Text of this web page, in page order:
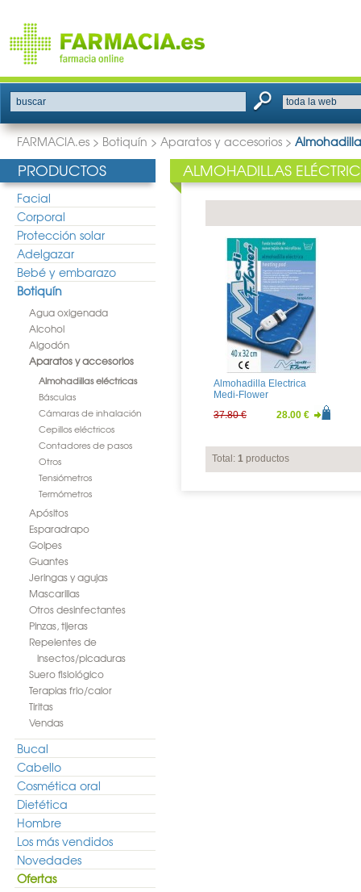
buscar
FARMACIA.es > Botiquín > Aparatos y accesorios >
PRODUCTOS
Facial
Corporal
Protección solar
Adelgazar
Bebé y embarazo
Botiquín
Agua oxigenada
Alcohol
Algodón
Aparatos y accesorios
Almohadillas eléctricas
Básculas
Cámaras de inhalación
Cepillos eléctricos
Contadores de pasos
Otros
Tensiómetros
Termómetros
Apósitos
Esparadrapo
Golpes
Guantes
Jeringas y agujas
Mascarillas
Otros desinfectantes
Pinzas, tijeras
Repelentes de
insectos/picaduras
Suero fisiológico
Terapias frio/calor
Tiritas
Vendas
Bucal
Cabello
Cosmética oral
Dietética
Hombre
Los más vendidos
Novedades
Ofertas
ALMOHADILLAS
Almohadilla Electrica
Medi-Flower
37.80 €
28.00 €
Total: 1 productos